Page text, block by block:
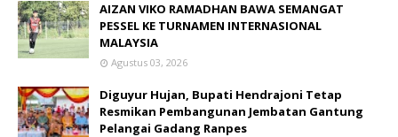
AIZAN VIKO RAMADHAN BAWA SEMANGAT
PESSEL KE TURNAMEN INTERNASIONAL
MALAYSIA
Agustus 03, 2026
Diguyur Hujan, Bupati Hendrajoni Tetap
Resmikan Pembangunan Jembatan Gantung
Pelangai Gadang Ranpes